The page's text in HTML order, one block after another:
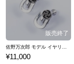
佐野万次郎 モデル イヤリング 東京リベンジャーズ
¥11,000